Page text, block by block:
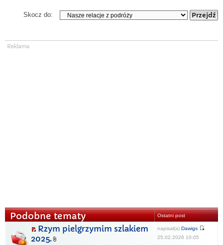
Skocz do:
Podobne tematy Ostatni post
Rzym pielgrzymim szlakiem
2025.
napisał(a) Dawigs
25.02.2026 10:05